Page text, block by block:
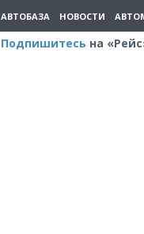
АВТОБАЗА НОВОСТИ
Подпишитесь на